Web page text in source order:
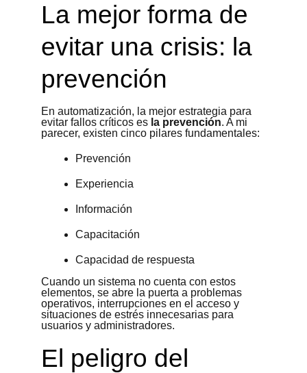
La mejor forma de
evitar una crisis: la
prevención
En automatización, la mejor estrategia para
evitar fallos críticos es la prevención. A mi
parecer, existen cinco pilares fundamentales:
Prevención
Experiencia
Información
Capacitación
Capacidad de respuesta
Cuando un sistema no cuenta con estos
elementos, se abre la puerta a problemas
operativos, interrupciones en el acceso y
situaciones de estrés innecesarias para
usuarios y administradores.
El peligro del